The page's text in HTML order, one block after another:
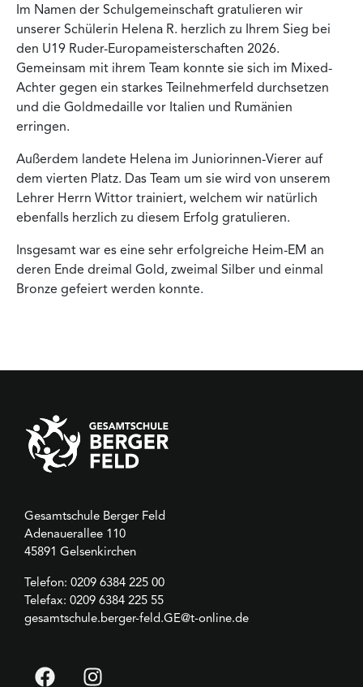
Im Namen der Schulgemeinschaft gratulieren wir
unserer Schülerin Helena R. herzlich zu Ihrem Sieg bei
den U19 Ruder-Europameisterschaften 2026.
Gemeinsam mit ihrem Team konnte sie sich im Mixed-
Achter gegen ein starkes Teilnehmerfeld durchsetzen
und die Goldmedaille vor Italien und Rumänien
erringen.
Außerdem landete Helena im Juniorinnen-Vierer auf
dem vierten Platz. Das Team um sie wird von unserem
Lehrer Herrn Wittor trainiert, welchem wir natürlich
ebenfalls herzlich zu diesem Erfolg gratulieren.
Insgesamt war es eine sehr erfolgreiche Heim-EM an
deren Ende dreimal Gold, zweimal Silber und einmal
Bronze gefeiert werden konnte.
Gesamtschule Berger Feld
Adenauerallee 110
45891 Gelsenkirchen
Telefon: 0209 6384 225 00
Telefax: 0209 6384 225 55
gesamtschule.berger-feld.GE@t-online.de